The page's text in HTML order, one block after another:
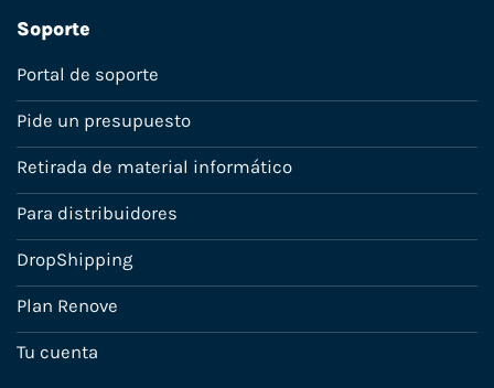
Soporte
Portal de soporte
Pide un presupuesto
Retirada de material informático
Para distribuidores
DropShipping
Plan Renove
Tu cuenta